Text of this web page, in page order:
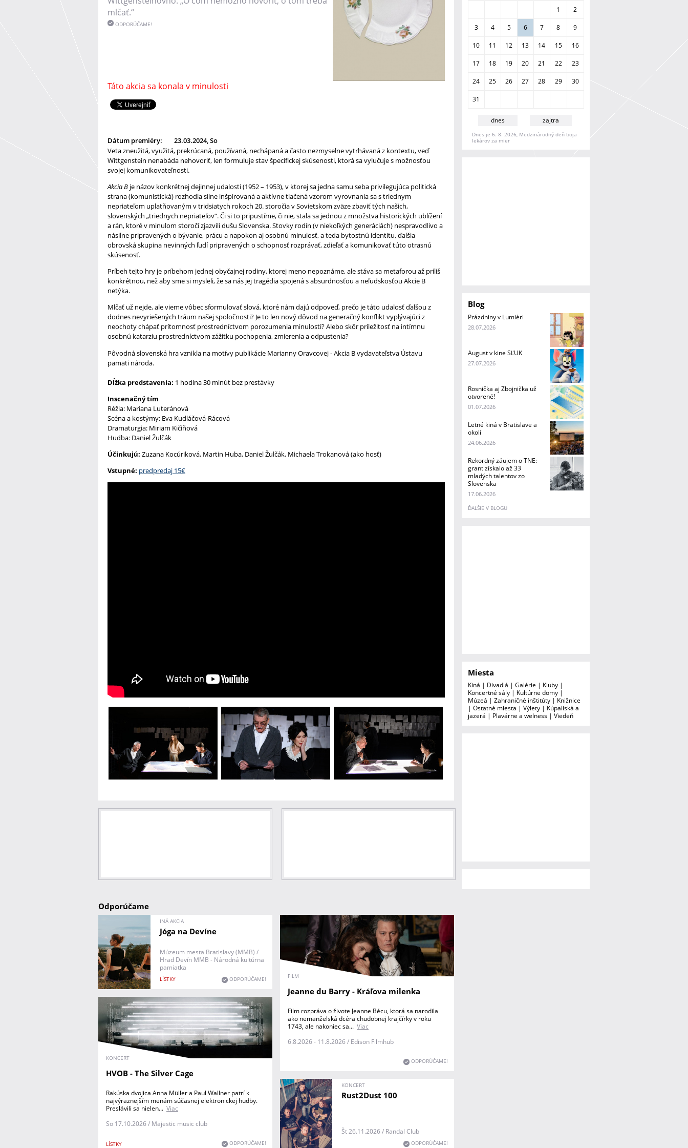
mlčať.“
ODPORÚČAME!
Táto akcia sa konala v minulosti
Dátum premiéry:
23.03.2024, So
Veta zneužitá, využitá, prekrúcaná, používaná, nechápaná a často nezmyselne vytrhávaná z kontextu, veď
Wittgenstein nenabáda nehovoriť, len formuluje stav špecifickej skúsenosti, ktorá sa vylučuje s možnosťou
svojej komunikovateľnosti.
Akcia B je názov konkrétnej dejinnej udalosti (1952 – 1953), v ktorej sa jedna samu seba privilegujúca politická
strana (komunistická) rozhodla silne inšpirovaná a aktívne tlačená vzorom vyrovnania sa s triednym
nepriateľom uplatňovaným v tridsiatych rokoch 20. storočia v Sovietskom zväze zbaviť tých našich,
slovenských „triednych nepriateľov“. Či si to pripustíme, či nie, stala sa jednou z množstva historických ublížení
a rán, ktoré v minulom storočí zjazvili dušu Slovenska. Stovky rodín (v niekoľkých generáciách) nespravodlivo a
násilne pripravených o bývanie, prácu a napokon aj osobnú minulosť, a teda bytostnú identitu, ďalšia
obrovská skupina nevinných ľudí pripravených o schopnosť rozprávať, zdieľať a komunikovať túto otrasnú
skúsenosť.
Príbeh tejto hry je príbehom jednej obyčajnej rodiny, ktorej meno nepoznáme, ale stáva sa metaforou až príliš
konkrétnou, než aby sme si mysleli, že sa nás jej tragédia spojená s absurdnosťou a neľudskosťou Akcie B
netýka.
Mlčať už nejde, ale vieme vôbec sformulovať slová, ktoré nám dajú odpoveď, prečo je táto udalosť ďalšou z
dodnes nevyriešených tráum našej spoločnosti? Je to len nový dôvod na generačný konflikt vyplývajúci z
neochoty chápať prítomnosť prostredníctvom porozumenia minulosti? Alebo skôr príležitosť na intímnu
osobnú katarziu prostredníctvom zážitku pochopenia, zmierenia a odpustenia?
Pôvodná slovenská hra vznikla na motívy publikácie Marianny Oravcovej - Akcia B vydavateľstva Ústavu
pamäti národa.
Dĺžka predstavenia: 1 hodina 30 minút bez prestávky
Inscenačný tím
Réžia: Mariana Luteránová
Scéna a kostýmy: Eva Kudláčová-Rácová
Dramaturgia: Miriam Kičiňová
Hudba: Daniel Žulčák
Účinkujú: Zuzana Kocúriková, Martin Huba, Daniel Žulčák, Michaela Trokanová (ako hosť)
Vstupné: predpredaj 15€
Odporúčame
INÁ AKCIA
Jóga na Devíne
LÍSTKY
Múzeum mesta Bratislavy (MMB) /
Hrad Devín MMB - Národná kultúrna
pamiatka
ODPORÚČAME! FILM
Jeanne du Barry - Kráľova milenka
Film rozpráva o živote Jeanne Bécu, ktorá sa narodila
ako nemanželská dcéra chudobnej krajčírky v roku
1743, ale nakoniec sa... Viac
6.8.2026 - 11.8.2026 / Edison Filmhub
ODPORÚČAME!
KONCERT
HVOB - The Silver Cage
LÍSTKY
Rakúska dvojica Anna Müller a Paul Wallner patrí k
najvýraznejším menám súčasnej elektronickej hudby.
Preslávili sa nielen... Viac
So 17.10.2026 / Majestic music club
ODPORÚČAME!
KONCERT
Rust2Dust 100
Št 26.11.2026 / Randal Club
ODPORÚČAME!
1 2
3 4 5 6 7 8 9
10 11 12 13 14 15 16
17 18 19 20 21 22 23
24 25 26 27 28 29 30
31
dnes zajtra
Dnes je 6. 8. 2026, Medzinárodný deň boja
lekárov za mier
Blog
Prázdniny v Lumièri
28.07.2026
August v kine SĽUK
27.07.2026
Rosnička aj Zbojnička už
otvorené!
01.07.2026
Letné kiná v Bratislave a
okolí
24.06.2026
Rekordný záujem o TNE:
grant získalo až 33
mladých talentov zo
Slovenska
17.06.2026
ĎALŠIE V BLOGU
Miesta
Kiná | Divadlá | Galérie | Kluby |
Koncertné sály | Kultúrne domy |
Múzeá | Zahraničné inštitúty | Knižnice
| Ostatné miesta | Výlety | Kúpaliská a
jazerá | Plavárne a welness | Viedeň